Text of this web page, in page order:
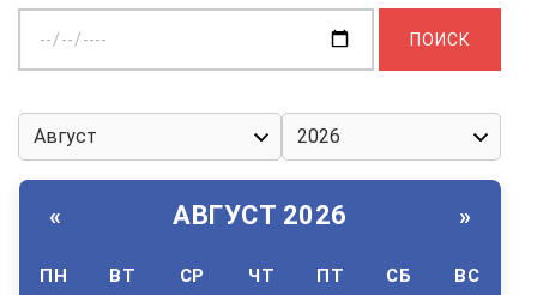
дату:
« АВГУСТ 2026 »
ПН ВТ СР ЧТ ПТ СБ ВС